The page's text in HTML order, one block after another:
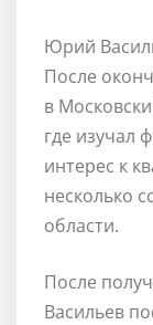
Юрий
После
в
где изучал
интерес к
несколько
области.
После
Васильев